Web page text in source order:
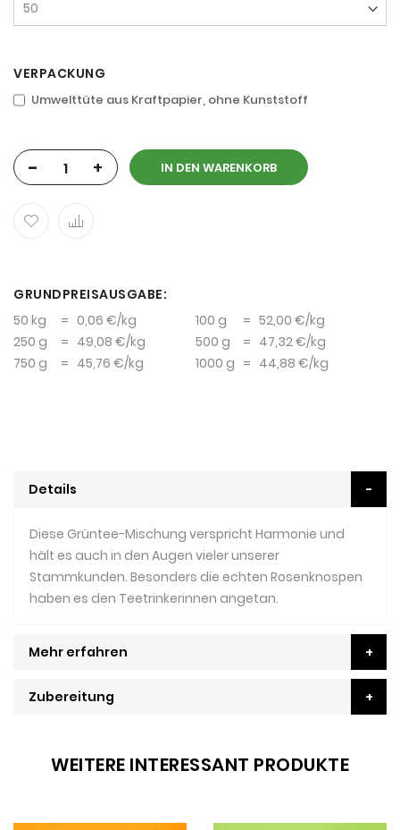
VERPACKUNG
Umwelttüte aus Kraftpapier, ohne Kunststoff
- + IN DEN WARENKORB
GRUNDPREISAUSGABE:
50 kg
= 0,06 €/kg 100 g = 52,00 €/kg
250 g
= 49,08 €/kg 500 g = 47,32 €/kg
750 g
= 45,76 €/kg 1000 g = 44,88 €/kg
Details
Diese Grüntee-Mischung verspricht Harmonie und
hält es auch in den Augen vieler unserer
Stammkunden. Besonders die echten Rosenknospen
haben es den Teetrinkerinnen angetan.
Mehr erfahren
Zubereitung
WEITERE INTERESSANT PRODUKTE